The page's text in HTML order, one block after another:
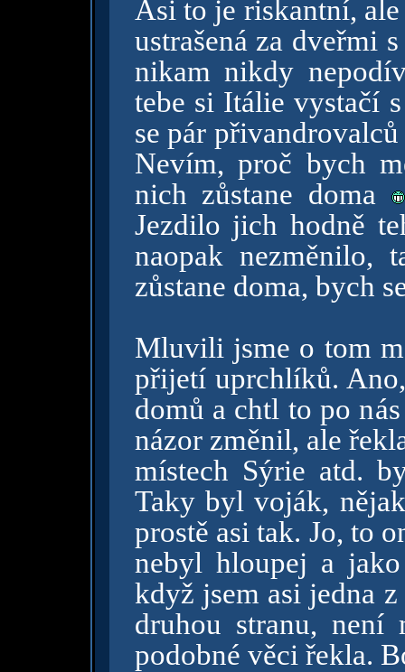
Asi to je riskantní,
ustrašená za dveřmi
nikam nikdy
tebe si Itálie vystačí
se pár
Nevím, proč bych
nich zůstane doma
Jezdilo jich hodně
naopak nezměnilo,
zůstane doma, bych
Mluvili jsme o tom
přijetí uprchlíků.
domů a chtl to po
názor změnil, ale
místech Sýrie atd.
Taky byl voják,
prostě asi tak. Jo, to
nebyl hloupej a
když jsem asi jedna
druhou stranu,
podobné věci řekla.